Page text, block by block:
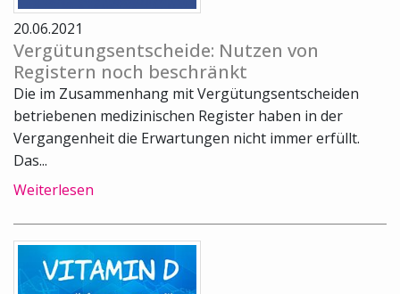
20.06.2021
Vergütungsentscheide: Nutzen von
Registern noch beschränkt
Die im Zusammenhang mit Vergütungsentscheiden
betriebenen medizinischen Register haben in der
Vergangenheit die Erwartungen nicht immer erfüllt.
Das...
Weiterlesen